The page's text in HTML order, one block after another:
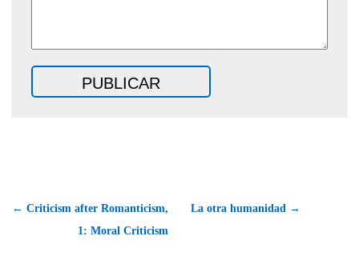
← Criticism after Romanticism,
1: Moral Criticism
La otra humanidad →